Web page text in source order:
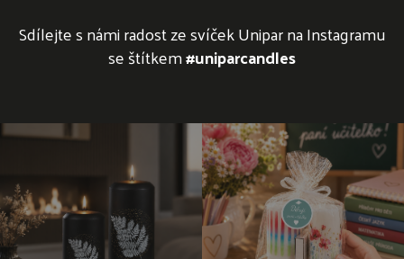
Sdílejte s námi radost ze svíček Unipar na Instagramu
se štítkem#uniparcandles